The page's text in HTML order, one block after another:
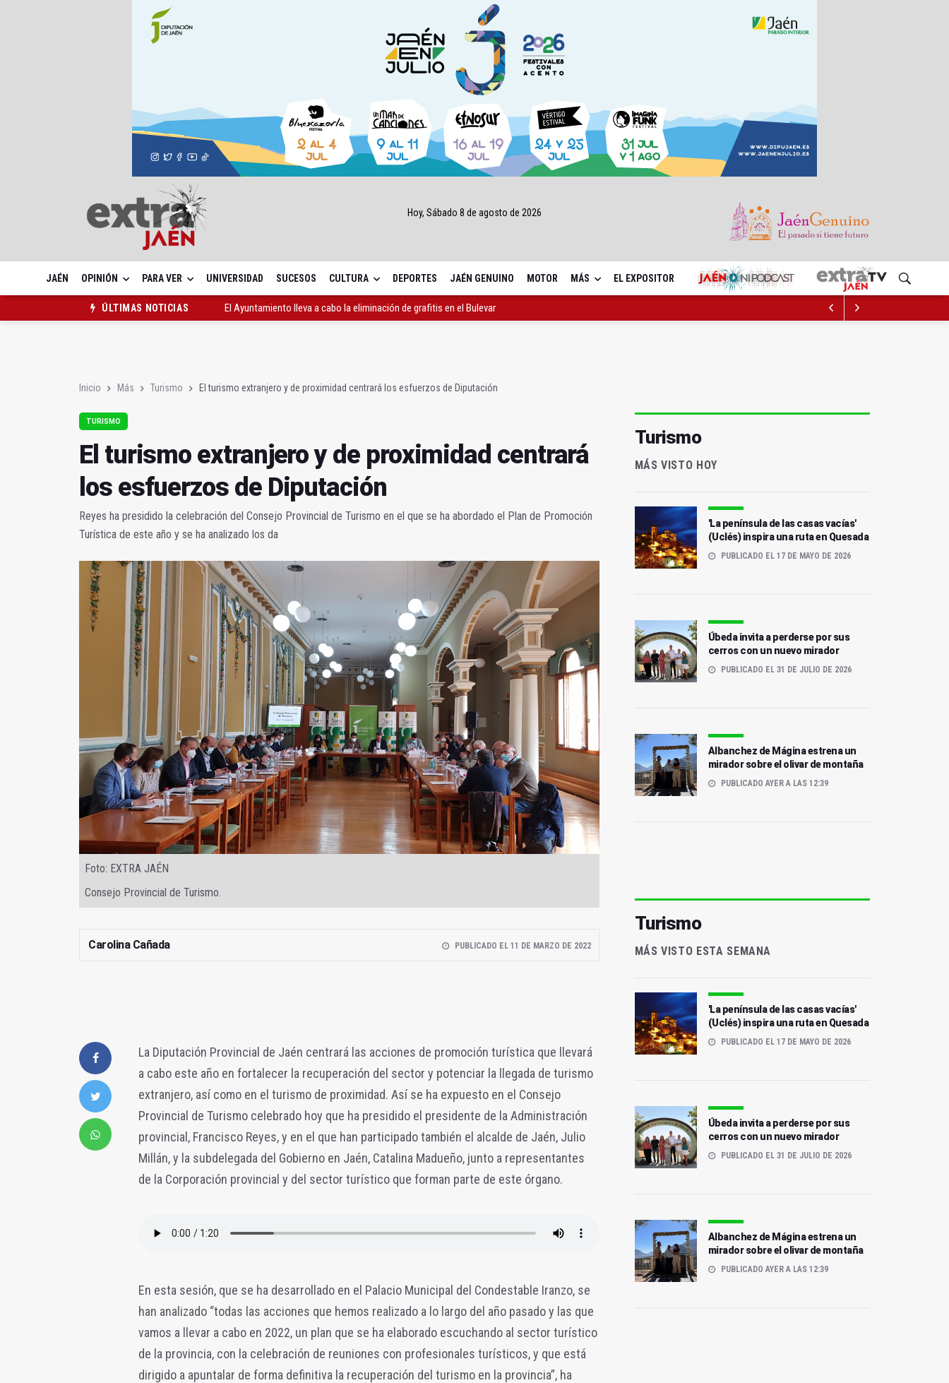
Hoy, Sábado 8 de agosto de 2026
JAÉN OPINIÓN PARA VER UNIVERSIDAD SUCESOS CULTURA DEPORTES JAÉN GENUINO MOTOR MÁS EL EXPOSITOR
ÚLTIMAS NOTICIAS
El Ayuntamiento lleva a cabo la eliminación de grafitis en el Bulevar
Inicio Más Turismo El turismo extranjero y de proximidad centrará los esfuerzos de Diputación
TURISMO
El turismo extranjero y de proximidad centrará
los esfuerzos de Diputación
Reyes ha presidido la celebración del Consejo Provincial de Turismo en el que se ha abordado el Plan de Promoción
Turística de este año y se ha analizado los da
Foto: EXTRA JAÉN
Consejo Provincial de Turismo.
Carolina Cañada PUBLICADO EL 11 DE MARZO DE 2022
La Diputación Provincial de Jaén centrará las acciones de promoción turística que llevará
a cabo este año en fortalecer la recuperación del sector y potenciar la llegada de turismo
extranjero, así como en el turismo de proximidad. Así se ha expuesto en el Consejo
Provincial de Turismo celebrado hoy que ha presidido el presidente de la Administración
provincial, Francisco Reyes, y en el que han participado también el alcalde de Jaén, Julio
Millán, y la subdelegada del Gobierno en Jaén, Catalina Madueño, junto a representantes
de la Corporación provincial y del sector turístico que forman parte de este órgano.
En esta sesión, que se ha desarrollado en el Palacio Municipal del Condestable Iranzo, se
han analizado “todas las acciones que hemos realizado a lo largo del año pasado y las que
vamos a llevar a cabo en 2022, un plan que se ha elaborado escuchando al sector turístico
de la provincia, con la celebración de reuniones con profesionales turísticos, y que está
dirigido a apuntalar de forma definitiva la recuperación del turismo en la provincia”, ha
Turismo
MÁS VISTO HOY
'La península de las casas vacías'
(Uclés) inspira una ruta en Quesada
PUBLICADO EL 17 DE MAYO DE 2026
Úbeda invita a perderse por sus
cerros con un nuevo mirador
PUBLICADO EL 31 DE JULIO DE 2026
Albanchez de Mágina estrena un
mirador sobre el olivar de montaña
PUBLICADO AYER A LAS 12:39
Turismo
MÁS VISTO ESTA SEMANA
'La península de las casas vacías'
(Uclés) inspira una ruta en Quesada
PUBLICADO EL 17 DE MAYO DE 2026
Úbeda invita a perderse por sus
cerros con un nuevo mirador
PUBLICADO EL 31 DE JULIO DE 2026
Albanchez de Mágina estrena un
mirador sobre el olivar de montaña
PUBLICADO AYER A LAS 12:39